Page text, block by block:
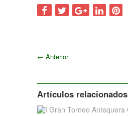
← Anterior
Artículos relacionados